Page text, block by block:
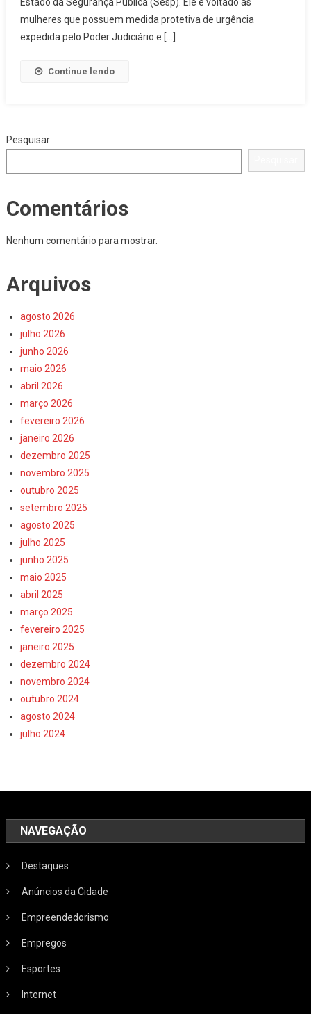
Mulheres
Vítimas
Estado da Segurança Pública (Sesp). Ele é voltado às
mulheres que possuem medida protetiva de urgência
expedida pelo Poder Judiciário e […]
Continue lendo
Pesquisar
Comentários
Nenhum comentário para mostrar.
Arquivos
agosto 2026
julho 2026
junho 2026
maio 2026
abril 2026
março 2026
fevereiro 2026
janeiro 2026
dezembro 2025
novembro 2025
outubro 2025
setembro 2025
agosto 2025
julho 2025
junho 2025
maio 2025
abril 2025
março 2025
fevereiro 2025
janeiro 2025
dezembro 2024
novembro 2024
outubro 2024
agosto 2024
julho 2024
NAVEGAÇÃO
Destaques
Anúncios da Cidade
Empreendedorismo
Empregos
Esportes
Internet